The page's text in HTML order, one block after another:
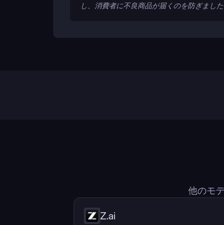
し、消費者に不良商品が届くのを防ぎました
他のモ
Z.ai